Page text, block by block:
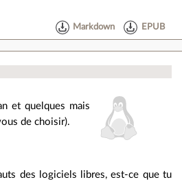
Markdown EPUB
et quelques mais
de choisir).
des logiciels libres, est-ce que tu